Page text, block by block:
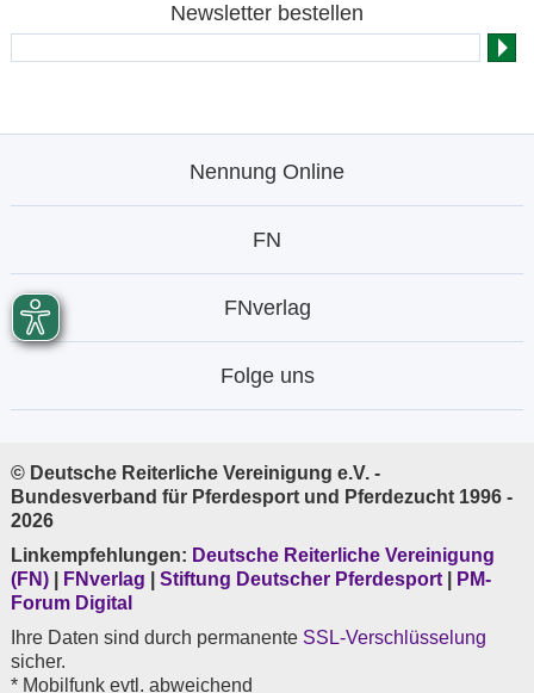
Newsletter bestellen
Nennung Online
FN
FNverlag
Folge uns
© Deutsche Reiterliche Vereinigung e.V. -
Bundesverband für Pferdesport und Pferdezucht 1996 -
2026
Linkempfehlungen: Deutsche Reiterliche Vereinigung
(FN)
FNverlag Stiftung Deutscher Pferdesport
PM-
Forum Digital
Ihre Daten sind durch permanente SSL-Verschlüsselung
sicher.
* Mobilfunk evtl. abweichend